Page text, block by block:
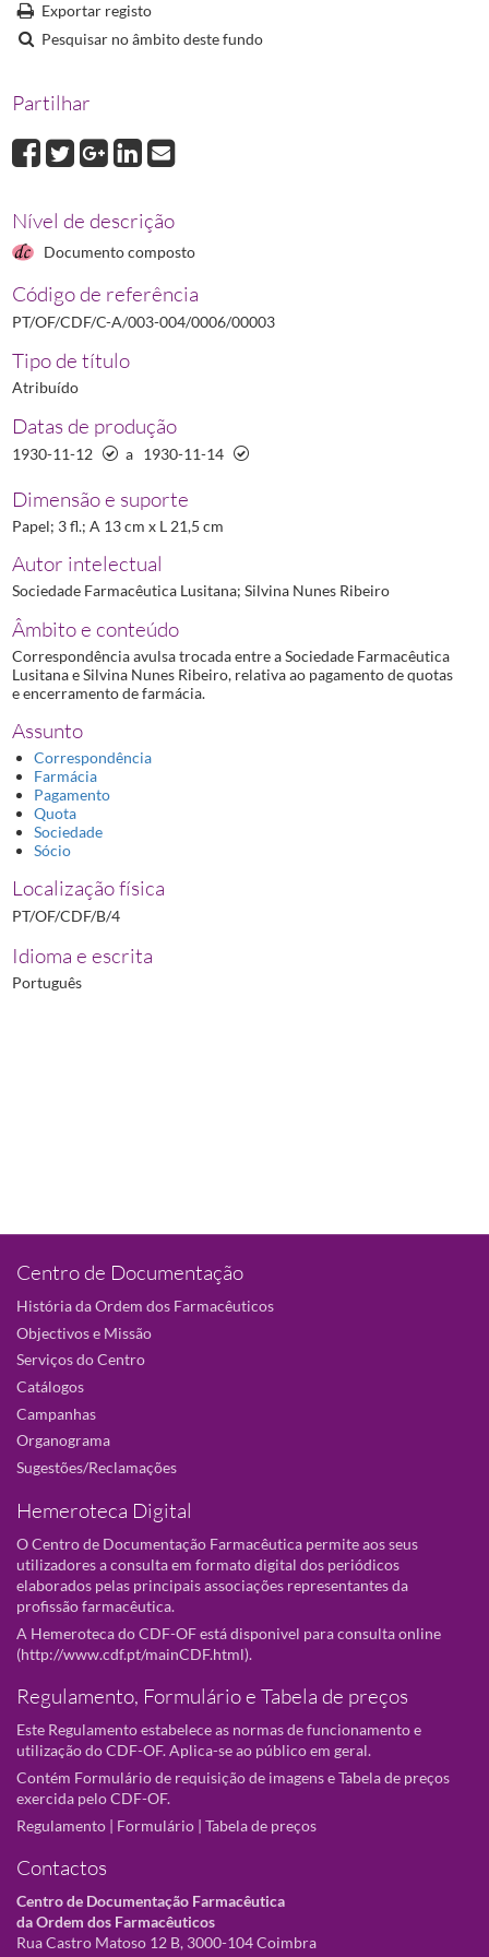
Exportar registo
Pesquisar no âmbito deste fundo
Partilhar
Nível de descrição
Documento composto
Código de referência
PT/OF/CDF/C-A/003-004/0006/00003
Tipo de título
Atribuído
Datas de produção
1930-11-12 a 1930-11-14
Dimensão e suporte
Papel; 3 fl.; A 13 cm x L 21,5 cm
Autor intelectual
Sociedade Farmacêutica Lusitana; Silvina Nunes Ribeiro
Âmbito e conteúdo
Correspondência avulsa trocada entre a Sociedade Farmacêutica
Lusitana e Silvina Nunes Ribeiro, relativa ao pagamento de quotas
e encerramento de farmácia.
Assunto
Correspondência
Farmácia
Pagamento
Quota
Sociedade
Sócio
Localização física
PT/OF/CDF/B/4
Idioma e escrita
Português
Centro de Documentação
História da Ordem dos Farmacêuticos
Objectivos e Missão
Serviços do Centro
Catálogos
Campanhas
Organograma
Sugestões/Reclamações
Hemeroteca Digital
O Centro de Documentação Farmacêutica permite aos seus
utilizadores a consulta em formato digital dos periódicos
elaborados pelas principais associações representantes da
profissão farmacêutica.
A Hemeroteca do CDF-OF está disponivel para consulta online
(http://www.cdf.pt/mainCDF.html).
Regulamento, Formulário e Tabela de preços
Este Regulamento estabelece as normas de funcionamento e
utilização do CDF-OF. Aplica-se ao público em geral.
Contém Formulário de requisição de imagens e Tabela de preços
exercida pelo CDF-OF.
Regulamento | Formulário | Tabela de preços
Contactos
Centro de Documentação Farmacêutica
da Ordem dos Farmacêuticos
Rua Castro Matoso 12 B, 3000-104 Coimbra